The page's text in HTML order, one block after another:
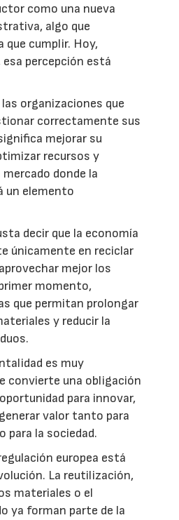
como una nueva
algo que
que cumplir. Hoy,
percepción está
organizaciones que
correctamente sus
mejorar su
recursos y
donde la
un elemento
decir que la economía
únicamente en reciclar
mejor los
momento,
que permitan prolongar
y reducir la
es muy
convierte una obligación
para innovar,
valor tanto para
para la sociedad.
europea está
La reutilización,
materiales o el
ya forman parte de la